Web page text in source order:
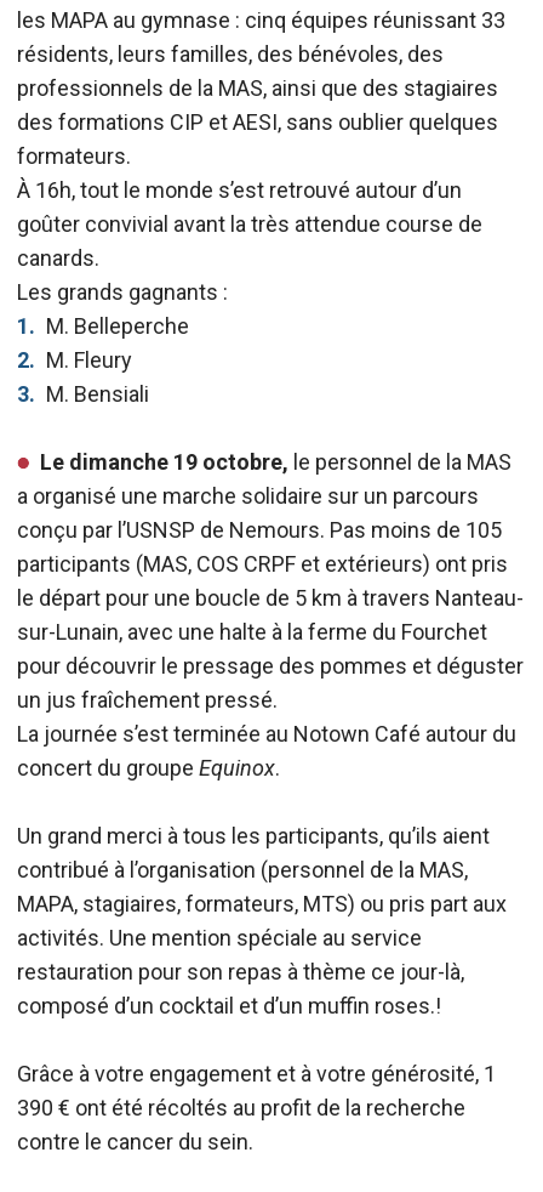
les MAPA au gymnase : cinq équipes réunissant 33
résidents, leurs familles, des bénévoles, des
professionnels de la MAS, ainsi que des stagiaires
des formations CIP et AESI, sans oublier quelques
formateurs.
À 16h, tout le monde s’est retrouvé autour d’un
goûter convivial avant la très attendue course de
canards.
Les grands gagnants :
M. Belleperche
M. Fleury
M. Bensiali
Le dimanche 19 octobre, le personnel de la MAS
a organisé une marche solidaire sur un parcours
conçu par l’USNSP de Nemours. Pas moins de 105
participants (MAS, COS CRPF et extérieurs) ont pris
le départ pour une boucle de 5 km à travers Nanteau-
sur-Lunain, avec une halte à la ferme du Fourchet
pour découvrir le pressage des pommes et déguster
un jus fraîchement pressé.
La journée s’est terminée au Notown Café autour du
concert du groupeEquinox.
Un grand merci à tous les participants, qu’ils aient
contribué à l’organisation (personnel de la MAS,
MAPA, stagiaires, formateurs, MTS) ou pris part aux
activités. Une mention spéciale au service
restauration pour son repas à thème ce jour-là,
composé d’un cocktail et d’un muffin roses.!
Grâce à votre engagement et à votre générosité, 1
390 € ont été récoltés au profit de la recherche
contre le cancer du sein.